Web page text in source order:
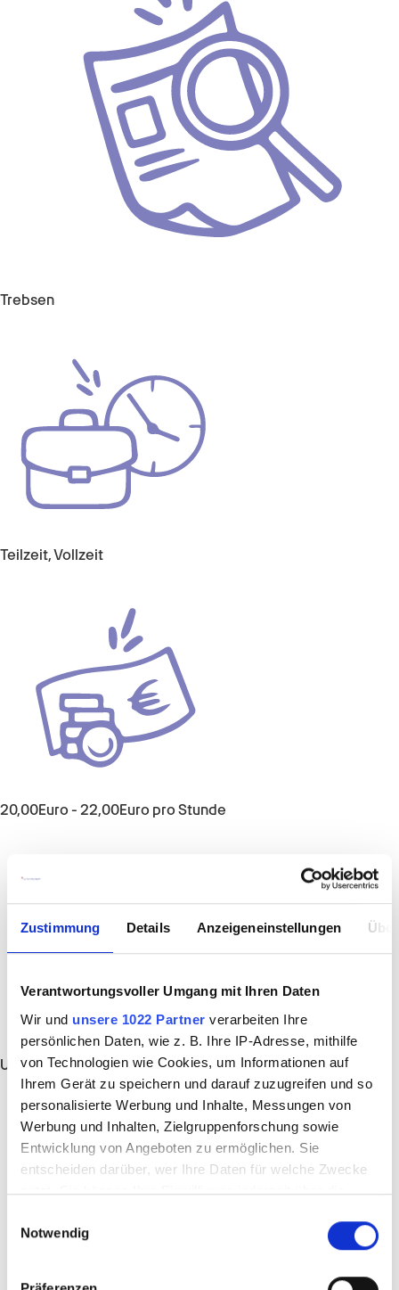
Zustimmung Details Anzeigeneinstellungen
Verantwortungsvoller Umgang mit Ihren Daten
Wir und unsere 1022 Partner verarbeiten Ihre
persönlichen Daten, wie z. B. Ihre IP-Adresse, mithilfe
von Technologien wie Cookies, um Informationen auf
Ihrem Gerät zu speichern und darauf zuzugreifen und so
personalisierte Werbung und Inhalte, Messungen von
Werbung und Inhalten, Zielgruppenforschung sowie
Entwicklung von Angeboten zu ermöglichen. Sie
entscheiden darüber, wer Ihre Daten für welche Zwecke
nutzt. Sie können Ihre Einwilligung jederzeit über die
Trigger Symbol ändern oder widerrufen
Notwendig
Trebsen
Teilzeit, Vollzeit
20,00Euro - 22,00Euro pro Stunde
Unbefristet